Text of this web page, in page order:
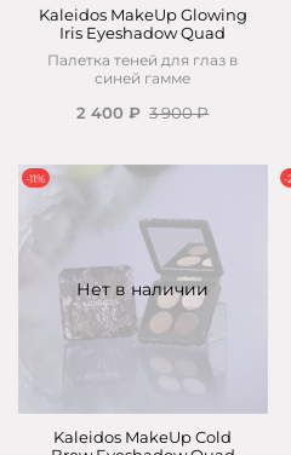
Kaleidos MakeUp Glowing
Iris Eyeshadow Quad
Палетка теней для глаз в
синей гамме
2 400 ₽ 3 900 ₽
Нет в наличии
-11%
Kaleidos MakeUp Cold
-